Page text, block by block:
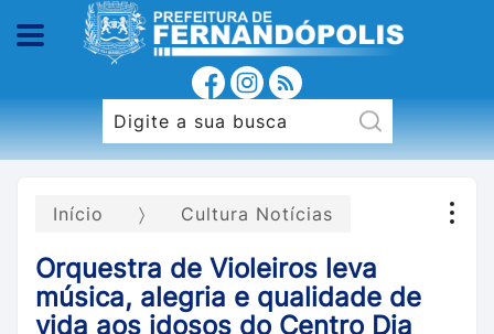
Início Cultura Notícias
Orquestra de Violeiros leva
música, alegria e qualidade de
vida aos idosos do Centro Dia